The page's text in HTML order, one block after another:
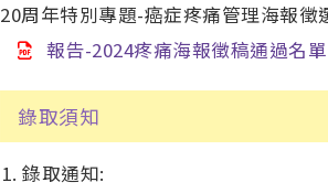
20周年特別專題-癌症疼痛管理海報徵
報告-2024疼痛海報徵稿通過名單
錄取須知
錄取通知: